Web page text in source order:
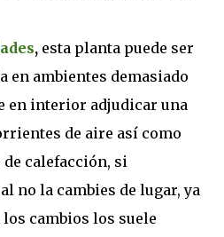
, esta planta puede ser
en ambientes demasiado
en interior adjudicar una
de aire así como
de calefacción, si
no la cambies de lugar, ya
los cambios los suele